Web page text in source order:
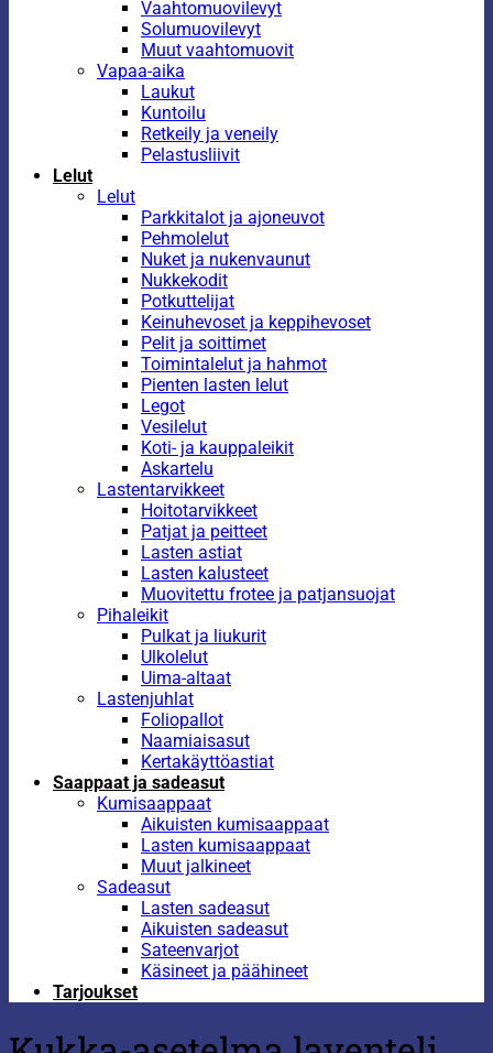
Vaahtomuovilevyt
Solumuovilevyt
Muut vaahtomuovit
Vapaa-aika
Laukut
Kuntoilu
Retkeily ja veneily
Pelastusliivit
Lelut
Lelut
Parkkitalot ja ajoneuvot
Pehmolelut
Nuket ja nukenvaunut
Nukkekodit
Potkuttelijat
Keinuhevoset ja keppihevoset
Pelit ja soittimet
Toimintalelut ja hahmot
Pienten lasten lelut
Legot
Vesilelut
Koti- ja kauppaleikit
Askartelu
Lastentarvikkeet
Hoitotarvikkeet
Patjat ja peitteet
Lasten astiat
Lasten kalusteet
Muovitettu frotee ja patjansuojat
Pihaleikit
Pulkat ja liukurit
Ulkolelut
Uima-altaat
Lastenjuhlat
Foliopallot
Naamiaisasut
Kertakäyttöastiat
Saappaat ja sadeasut
Kumisaappaat
Aikuisten kumisaappaat
Lasten kumisaappaat
Muut jalkineet
Sadeasut
Lasten sadeasut
Aikuisten sadeasut
Sateenvarjot
Käsineet ja päähineet
Tarjoukset